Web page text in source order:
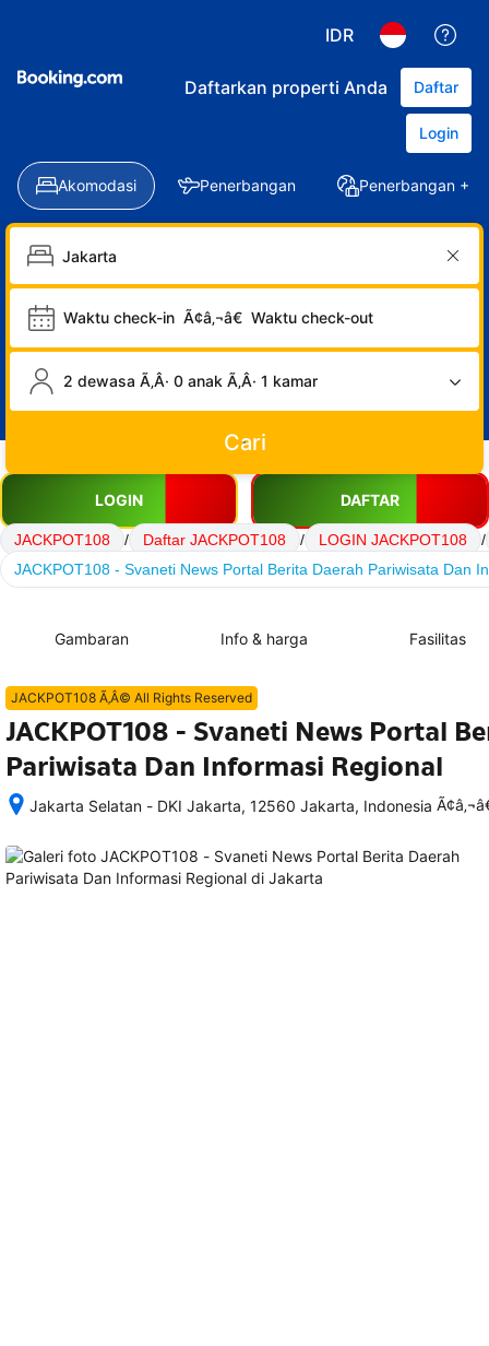
IDR
Daftarkan properti Anda Daftar
Login
Akomodasi Penerbangan Penerbangan +
Waktu check-in Ã¢â‚¬â€ Waktu check-out
2 dewasa Ã‚Â· 0 anak Ã‚Â· 1 kamar
Cari
LOGIN DAFTAR
JACKPOT108 / Daftar JACKPOT108 / LOGIN JACKPOT108
/
JACKPOT108 - Svaneti News Portal Berita Daerah Pariwisata Dan
Gambaran Info & harga Fasilitas
JACKPOT108 Ã‚Â© All Rights Reserved
JACKPOT108 - Svaneti News Portal
Pariwisata Dan Informasi Regional
Jakarta Selatan - DKI Jakarta, 12560 Jakarta, Indonesia
memesan,
semua